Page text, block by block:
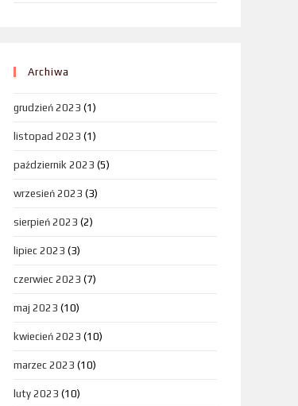
Archiwa
grudzień 2023 (1)
listopad 2023 (1)
październik 2023 (5)
wrzesień 2023 (3)
sierpień 2023 (2)
lipiec 2023 (3)
czerwiec 2023 (7)
maj 2023 (10)
kwiecień 2023 (10)
marzec 2023 (10)
luty 2023 (10)